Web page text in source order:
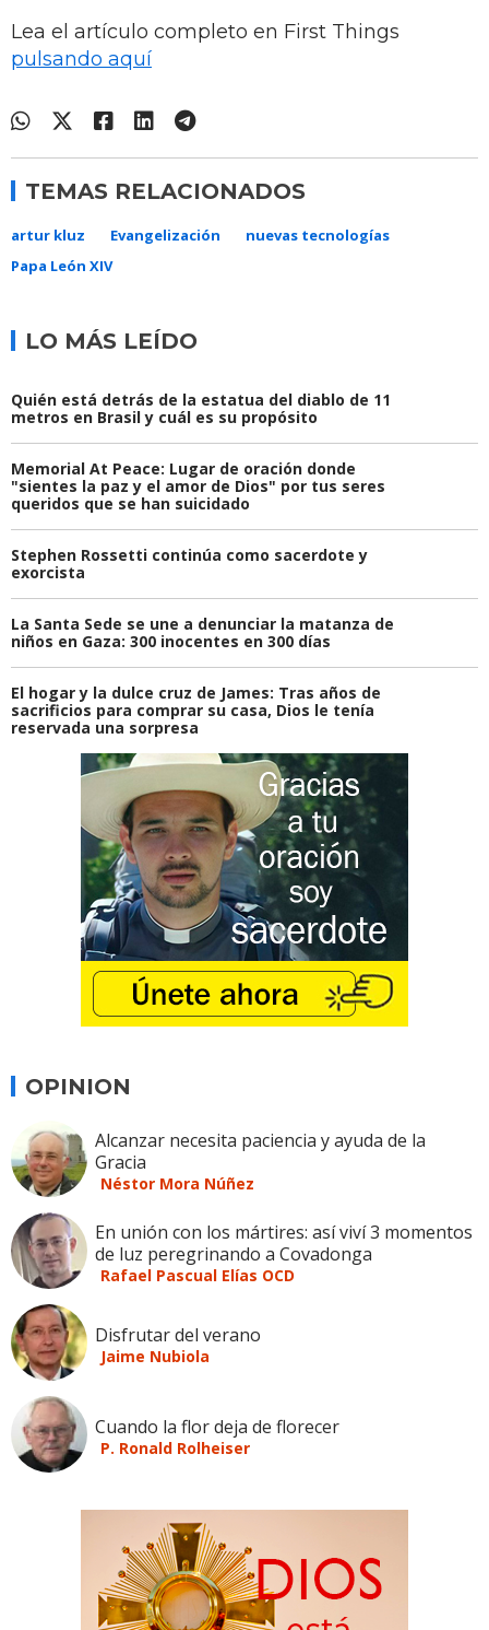
Lea el artículo completo en First Things
pulsando aquí
TEMAS RELACIONADOS
artur kluz Evangelización
nuevas tecnologías
Papa León XIV
LO MÁS LEÍDO
Quién está detrás de la estatua del diablo de 11
metros en Brasil y cuál es su propósito
Memorial At Peace: Lugar de oración donde
"sientes la paz y el amor de Dios" por tus seres
queridos que se han suicidado
Stephen Rossetti continúa como sacerdote y
exorcista
La Santa Sede se une a denunciar la matanza de
niños en Gaza: 300 inocentes en 300 días
El hogar y la dulce cruz de James: Tras años de
sacrificios para comprar su casa, Dios le tenía
reservada una sorpresa
OPINION
Alcanzar necesita paciencia y ayuda de la
Gracia
Néstor Mora Núñez
En unión con los mártires: así viví 3 momentos
de luz peregrinando a Covadonga
Rafael Pascual Elías OCD
Disfrutar del verano
Jaime Nubiola
Cuando la flor deja de florecer
P. Ronald Rolheiser